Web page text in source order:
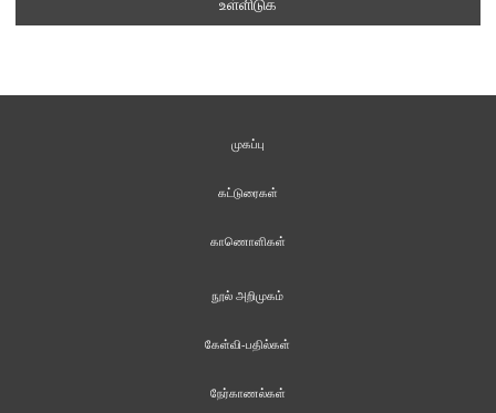
முகப்பு
கட்டுரைகள்
காணொளிகள்
நூல் அறிமுகம்
கேள்வி-பதில்கள்
நேர்காணல்கள்